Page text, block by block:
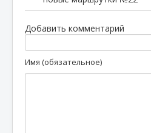
Добавить комментарий
Имя (обязательное)